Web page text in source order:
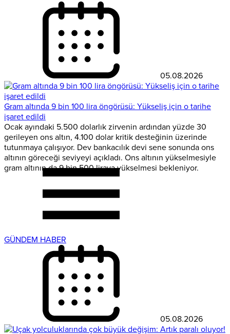
05.08.2026
Gram altında 9 bin 100 lira öngörüsü: Yükseliş için o tarihe
işaret edildi
Ocak ayındaki 5.500 dolarlık zirvenin ardından yüzde 30
gerileyen ons altın, 4.100 dolar kritik desteğinin üzerinde
tutunmaya çalışıyor. Dev bankacılık devi sene sonunda ons
altının göreceği seviyeyi açıkladı. Ons altının yükselmesiyle
gram altının da 9 bin 500 liraya yükselmesi bekleniyor.
GÜNDEM HABER
05.08.2026